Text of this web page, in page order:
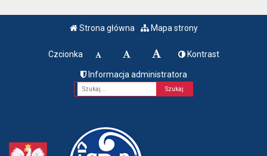
Strona główna Mapa strony
Czcionka Kontrast
Informacja administratora
Fraza